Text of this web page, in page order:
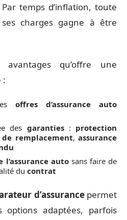
temps d’inflation, toute
ses charges gagne à être
qu’offre une
:
offres d’assurance auto
des garanties: protection
remplacement, assurance
l’assurance autosans faire de
du contrat
d’assurancepermet
adaptées, parfois